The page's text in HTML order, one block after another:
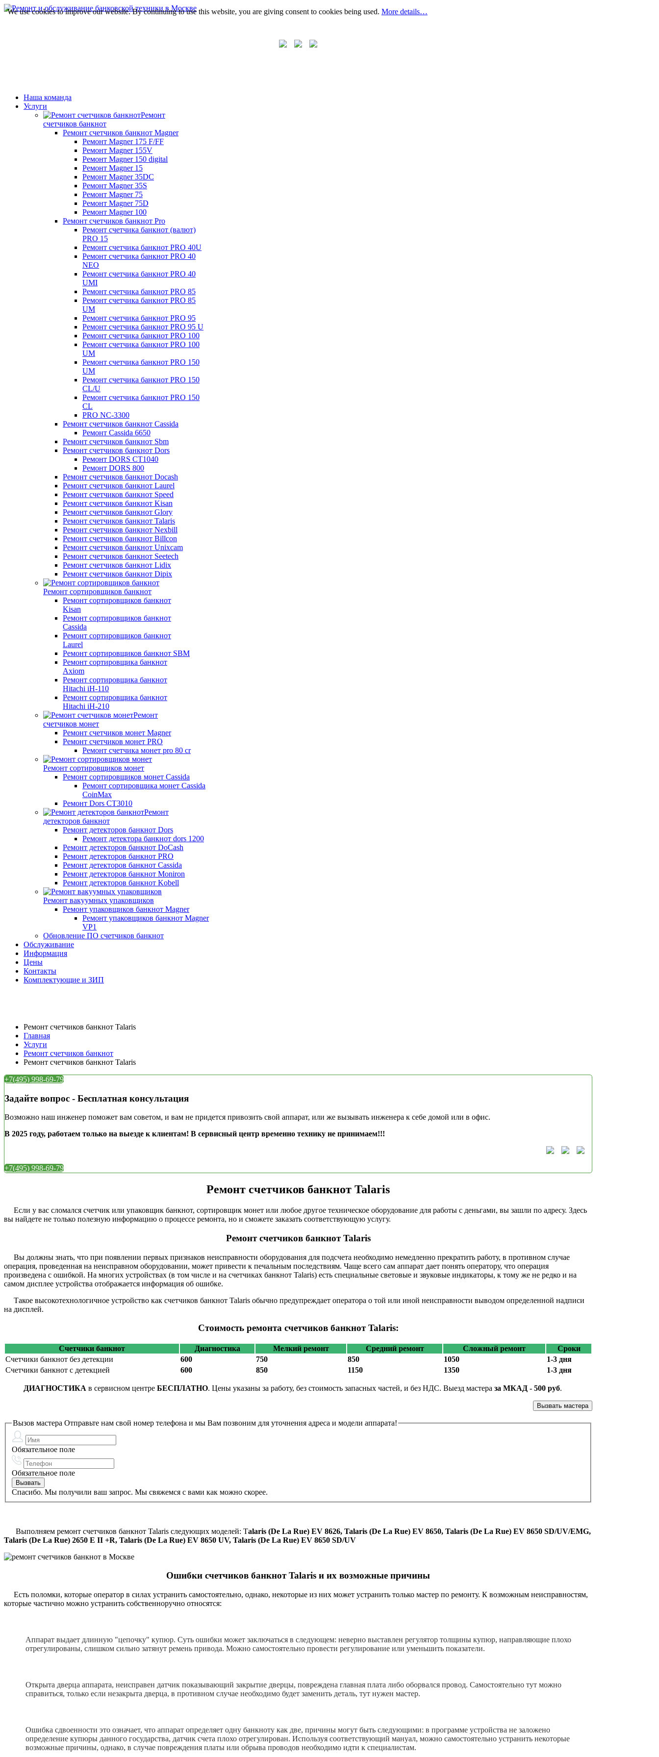
Наша команда
Услуги
Ремонт
счетчиков банкнот
Ремонт счетчиков банкнот Magner
Ремонт Magner 175 F/FF
Ремонт Magner 155V
Ремонт Magner 150 digital
Ремонт Magner 15
Ремонт Magner 35DC
Ремонт Magner 35S
Ремонт Magner 75
Ремонт Magner 75D
Ремонт Magner 100
Ремонт счетчиков банкнот Pro
Ремонт счетчика банкнот (валют)
PRO 15
Ремонт счетчика банкнот PRO 40U
Ремонт счетчика банкнот PRO 40
NEO
Ремонт счетчика банкнот PRO 40
UMI
Ремонт счетчика банкнот PRO 85
Ремонт счетчика банкнот PRO 85
UM
Ремонт счетчика банкнот PRO 95
Ремонт счетчика банкнот PRO 95 U
Ремонт счетчика банкнот PRO 100
Ремонт счетчика банкнот PRO 100
UM
Ремонт счетчика банкнот PRO 150
UM
Ремонт счетчика банкнот PRO 150
CL/U
Ремонт счетчика банкнот PRO 150
CL
PRO NC-3300
Ремонт счетчиков банкнот Cassida
Ремонт Cassida 6650
Ремонт счетчиков банкнот Sbm
Ремонт счетчиков банкнот Dors
Ремонт DORS СТ1040
Ремонт DORS 800
Ремонт счетчиков банкнот Docash
Ремонт счетчиков банкнот Laurel
Ремонт счетчиков банкнот Speed
Ремонт счетчиков банкнот Kisan
Ремонт счетчиков банкнот Glory
Ремонт счетчиков банкнот Talaris
Ремонт счетчиков банкнот Nexbill
Ремонт счетчиков банкнот Billcon
Ремонт счетчиков банкнот Unixcam
Ремонт счетчиков банкнот Seetech
Ремонт счетчиков банкнот Lidix
Ремонт счетчиков банкнот Dipix
Ремонт сортировщиков банкнот
Ремонт сортировщиков банкнот
Kisan
Ремонт сортировщиков банкнот
Cassida
Ремонт сортировщиков банкнот
Laurel
Ремонт сортировщиков банкнот SBM
Ремонт сортировщика банкнот
Axiom
Ремонт сортировщика банкнот
Hitachi iH-110
Ремонт сортировщика банкнот
Hitachi iH-210
Ремонт
счетчиков монет
Ремонт счетчиков монет Magner
Ремонт счетчиков монет PRO
Ремонт счетчика монет pro 80 cr
Ремонт сортировщиков монет
Ремонт сортировщиков монет Cassida
Ремонт сортировщика монет Cassida
CoinMax
Ремонт Dors CT3010
Ремонт
детекторов банкнот
Ремонт детекторов банкнот Dors
Ремонт детектора банкнот dors 1200
Ремонт детекторов банкнот DoCash
Ремонт детекторов банкнот PRO
Ремонт детекторов банкнот Cassida
Ремонт детекторов банкнот Moniron
Ремонт детекторов банкнот Kobell
Ремонт вакуумных упаковщиков
Ремонт упаковщиков банкнот Magner
Ремонт упаковщиков банкнот Magner
VP1
Обновление ПО счетчиков банкнот
Обслуживание
Информация
Цены
Контакты
Комплектующие и ЗИП
Ремонт счетчиков банкнот Talaris
Главная
Услуги
Ремонт счетчиков банкнот
Ремонт счетчиков банкнот Talaris
+7(495) 998-69-79
Задайте вопрос - Бесплатная консультация
Возможно наш инженер поможет вам советом, и вам не придется привозить свой аппарат, или же вызывать инженера к себе домой или в офис.
В 2025 году, работаем только на выезде к клиентам! В сервисный центр временно технику не принимаем!!!
+7(495) 998-69-79
Ремонт счетчиков банкнот Talaris
Если у вас сломался счетчик или упаковщик банкнот, сортировщик монет или любое другое техническое оборудование для работы с деньгами, вы зашли по адресу. Здесь
вы найдете не только полезную информацию о процессе ремонта, но и сможете заказать соответствующую услугу.
Ремонт счетчиков банкнот Talaris
Вы должны знать, что при появлении первых признаков неисправности оборудования для подсчета необходимо немедленно прекратить работу, в противном случае
операция, проведенная на неисправном оборудовании, может привести к печальным последствиям. Чаще всего сам аппарат дает понять оператору, что операция
произведена с ошибкой. На многих устройствах (в том числе и на счетчиках банкнот Talaris) есть специальные световые и звуковые индикаторы, к тому же не редко и на
самом дисплее устройства отображается информация об ошибке.
Такое высокотехнологичное устройство как счетчиков банкнот Talaris обычно предупреждает оператора о той или иной неисправности выводом определенной надписи
на дисплей.
Стоимость ремонта счетчиков банкнот Talaris:
Счетчики банкнот Диагностика Мелкий ремонт Средний ремонт Сложный ремонт
Сроки
Счетчики банкнот без детекции
600 750 850 1050
1-3 дня
Счетчики банкнот с детекцией
600 850 1150 1350 1-3 дня
ДИАГНОСТИКА в сервисном центре БЕСПЛАТНО. Цены указаны за работу, без стоимость запасных частей, и без НДС. Выезд мастера за МКАД - 500 руб.
Вызвать мастера
Вызов мастера Отправьте нам свой номер телефона и мы Вам позвоним для уточнения адреса и модели аппарата!
Обязательное поле
Обязательное поле
Спасибо. Мы получили ваш запрос. Мы свяжемся с вами как можно скорее.
Выполняем ремонт счетчиков банкнот Talaris следующих моделей: Talaris (De La Rue) EV 8626, Talaris (De La Rue) EV 8650, Talaris (De La Rue) EV 8650 SD/UV/EMG,
Talaris (De La Rue) 2650 E II +R, Talaris (De La Rue) EV 8650 UV, Talaris (De La Rue) EV 8650 SD/UV
Ошибки счетчиков банкнот Talaris и их возможные причины
Есть поломки, которые оператор в силах устранить самостоятельно, однако, некоторые из них может устранить только мастер по ремонту. К возможным неисправностям,
которые частично можно устранить собственноручно относятся:
Аппарат выдает длинную "цепочку" купюр. Суть ошибки может заключаться в следующем: неверно выставлен регулятор толщины купюр, направляющие плохо
отрегулированы, слишком сильно затянут ремень привода. Можно самостоятельно провести регулирование или уменьшить показатели.
Открыта дверца аппарата, неисправен датчик показывающий закрытие дверцы, повреждена главная плата либо оборвался провод. Самостоятельно тут можно
справиться, только если незакрыта дверца, в противном случае необходимо будет заменить деталь, тут нужен мастер.
Ошибка сдвоенности это означает, что аппарат определяет одну банкноту как две, причины могут быть следующими: в программе устройства не заложено
определение купюры данного государства, датчик счета плохо отрегулирован. Используя соответствующий мануал, можно самостоятельно устранить некоторые
возможные причины, однако, в случае повреждения платы или обрыва проводов необходимо идти к специалистам.
We use cookies to improve our website. By continuing to use this website, you are giving consent to cookies being used. More details…